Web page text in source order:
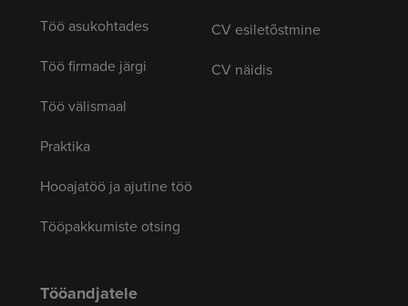
Töö asukohtades
Töö firmade järgi
Töö välismaal
Praktika
Hooajatöö ja ajutine töö
Tööpakkumiste otsing
CV esiletõstmine
CV näidis
Tööandjatele